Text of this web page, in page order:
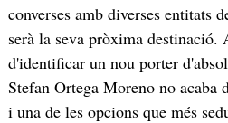
converses amb diverses entitats
serà la seva pròxima destinació.
d'identificar un nou porter
Stefan Ortega Moreno no acaba
i una de les opcions que més